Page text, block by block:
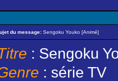
du message: Sengoku Youko [Animé]
: Sengoku
: série TV